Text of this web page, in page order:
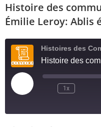
RSS FEED
SHARE
EMBED
Histoire des
Émilie Leroy: Ablis
Histoires des
1x